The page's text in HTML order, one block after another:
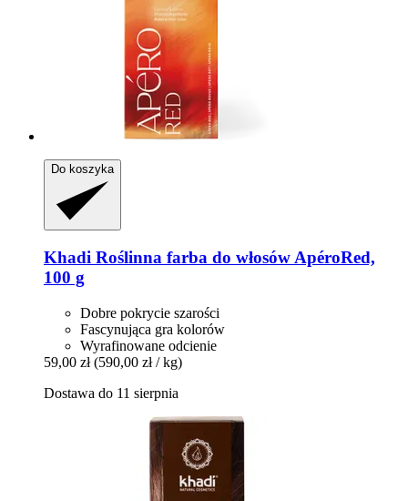
Do koszyka
Khadi Roślinna farba do włosów ApéroRed,
100 g
Dobre pokrycie szarości
Fascynująca gra kolorów
Wyrafinowane odcienie
59,00 zł (590,00 zł / kg)
Dostawa do 11 sierpnia